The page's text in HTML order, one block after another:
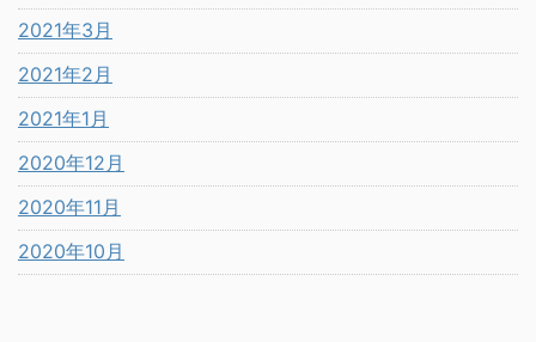
2021年3月
2021年2月
2021年1月
2020年12月
2020年11月
2020年10月